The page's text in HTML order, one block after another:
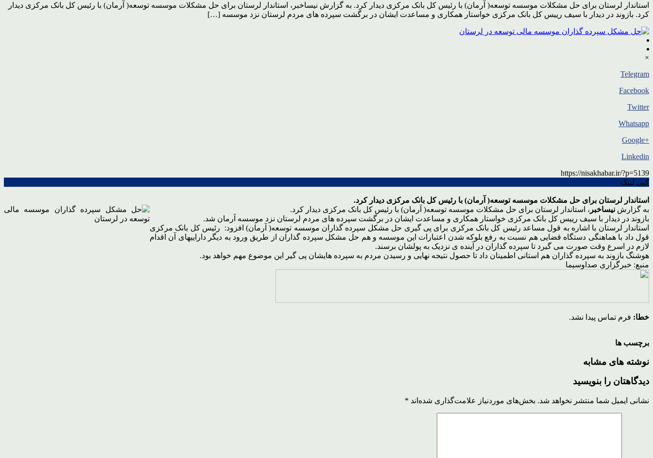
استاندار لرستان برای حل مشکلات موسسه توسعه( آرمان) با رئیس کل بانک مرکزی دیدار کرد. به گزارش نیساخبر، استاندار لرستان برای حل مشکلات موسسه توسعه( آرمان) با رئیس کل بانک مرکزی دیدار
کرد. بازوند در دیدار با سیف رییس کل بانک مرکزی خواستار همکاری و مساعدت ایشان در برگشت سپرده های مردم لرستان نزد موسسه […]
×
Telegram
Facebook
Twitter
Whatsapp
+Google
Linkedin
https://nisakhabar.ir/?p=5139
کپی لینک
استاندار لرستان برای حل مشکلات موسسه توسعه( آرمان) با رئیس کل بانک مرکزی دیدار کرد.
به گزارش نیساخبر ، استاندار لرستان برای حل مشکلات موسسه توسعه( آرمان) با رئیس کل بانک مرکزی دیدار کرد.
بازوند در دیدار با سیف رییس کل بانک مرکزی خواستار همکاری و مساعدت ایشان در برگشت سپرده های مردم لرستان نزد موسسه آرمان شد.
استاندار لرستان با اشاره به قول مساعد رئیس کل بانک مرکزی برای پی گیری حل مشکل سپرده گذاران موسسه توسعه( آرمان) افزود: رئیس کل بانک مرکزی
قول داد با هماهنگی دستگاه قضایی هم نسبت به رفع بلوکه شدن اعتبارات این موسسه و هم حل مشکل سپرده گذاران از طریق ورود به دیگر داراییهای آن اقدام
لازم در اسرع وقت صورت می گیرد تا سپرده گذاران در آینده ی نزدیک به پولشان برسند.
هوشنگ بازوند به سپرده گذاران هم استانی اطمینان داد تا حصول نتیجه نهایی و رسیدن مردم به سپرده هایشان پی گیر این موضوع مهم خواهد بود.
منبع: خبرگزاری صداوسیما
خطا: فرم تماس پیدا نشد.
برچسب ها
نوشته های مشابه
دیدگاهتان را بنویسید
نشانی ایمیل شما منتشر نخواهد شد. بخش‌های موردنیاز علامت‌گذاری شده‌اند *